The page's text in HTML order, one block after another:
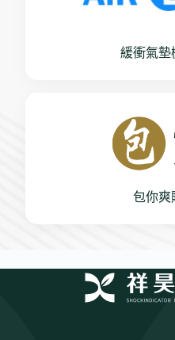
緩衝氣墊
包你爽